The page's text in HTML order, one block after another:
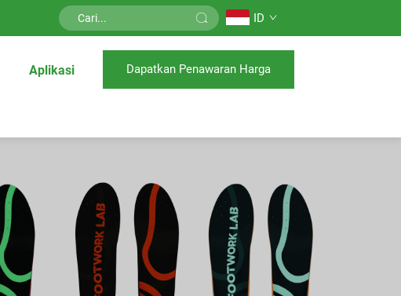
ID
Aplikasi Dapatkan Penawaran Harga